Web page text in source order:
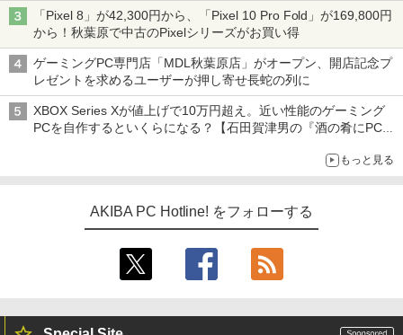
「Pixel 8」が42,300円から、「Pixel 10 Pro Fold」が169,800円
から！秋葉原で中古のPixelシリーズがお買い得
ゲーミングPC専門店「MDL秋葉原店」がオープン、開店記念プ
レゼントを求めるユーザーが押し寄せ長蛇の列に
XBOX Series Xが値上げで10万円超え。近い性能のゲーミング
PCを自作するといくらになる？【石田賀津男の『酒の肴にPCゲ
もっと見る
AKIBA PC Hotline! をフォローする